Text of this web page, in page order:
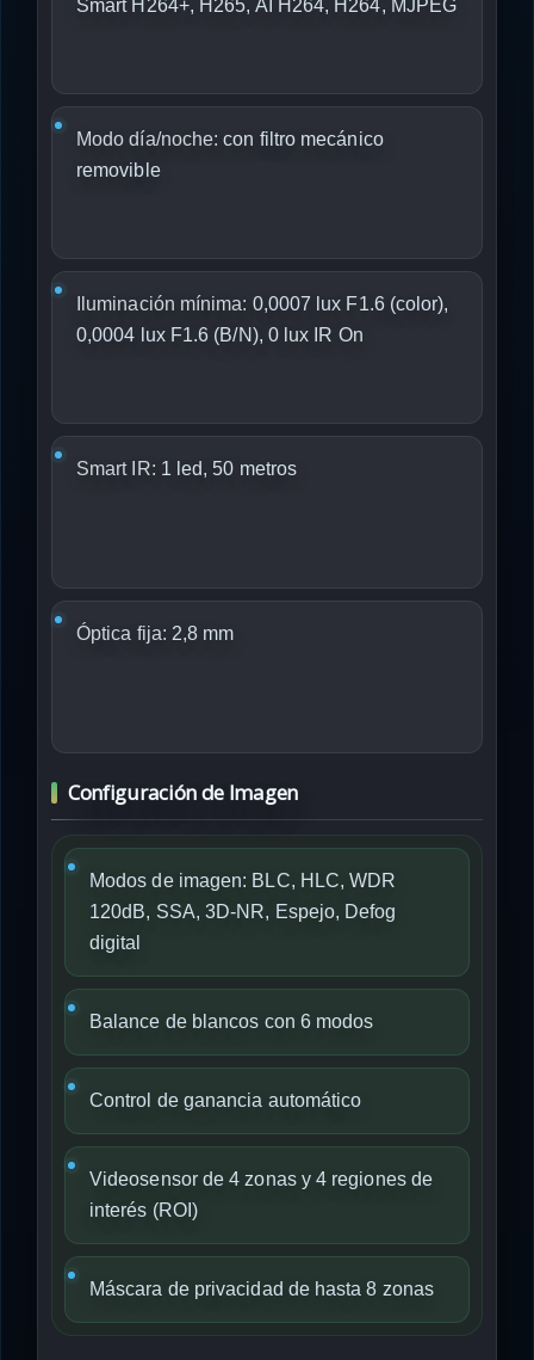
Smart H264+, H265, AI H264, H264, MJPEG
Modo día/noche: con filtro mecánico
removible
Iluminación mínima: 0,0007 lux F1.6 (color),
0,0004 lux F1.6 (B/N), 0 lux IR On
Smart IR: 1 led, 50 metros
Óptica fija: 2,8 mm
Configuración de Imagen
Modos de imagen: BLC, HLC, WDR
120dB, SSA, 3D-NR, Espejo, Defog
digital
Balance de blancos con 6 modos
Control de ganancia automático
Videosensor de 4 zonas y 4 regiones de
interés (ROI)
Máscara de privacidad de hasta 8 zonas